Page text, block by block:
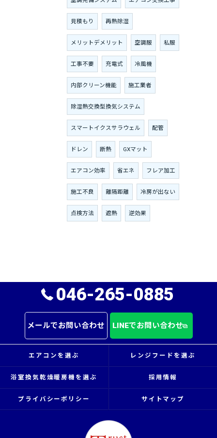
見積もり 再熱除湿
メリットデメリット 空調服 私服
工事不要 充電式 冷風機
内部クリーン機能 施工業者
除湿熱交換型換気システム
スマートイクスサラウェル 配管
ドレン 断熱 GXマット
エアコン効率 省エネ フレア加工
施工不良 離隔距離 冷房が出ない
点検方法 遮熱 逆効果
046-265-0885
メールでお問い合わせ LINEでお問い合わせ
エアコンを選ぶ レンジフードを選ぶ
浴室換気乾燥暖房機を選ぶ 採用情報
プライバシーポリシー サイトマップ